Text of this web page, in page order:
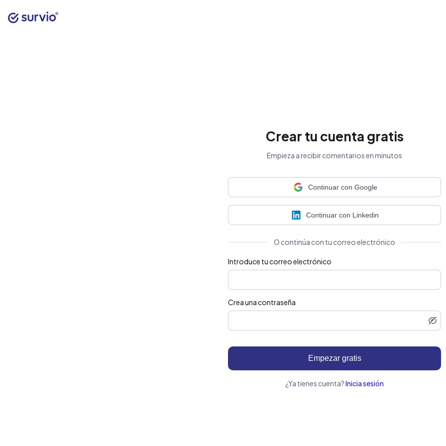
Crear tu cuenta gratis
Empieza a recibir comentarios en minutos
Continuar con Google
Continuar con Linkedin
O continúa con tu correo electrónico
Introduce tu correo electrónico
Crea una contraseña
Empezar gratis
¿Ya tienes cuenta?Inicia sesión